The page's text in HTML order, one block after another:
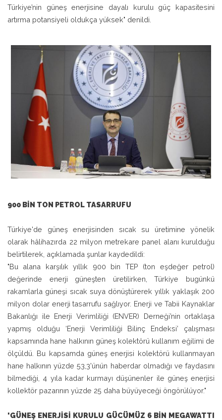
Türkiye’nin güneş enerjisine dayalı kurulu güç kapasitesini
artırma potansiyeli oldukça yüksek" denildi.
900 BİN TON PETROL TASARRUFU
Türkiye'de güneş enerjisinden sıcak su üretimine yönelik
olarak hâlihazırda 22 milyon metrekare panel alanı kurulduğu
belirtilerek, açıklamada şunlar kaydedildi:
"Bu alana karşılık yıllık 900 bin TEP (ton eşdeğer petrol)
değerinde enerji güneşten üretilirken, Türkiye bugünkü
rakamlarla güneşi sıcak suya dönüştürerek yıllık yaklaşık 200
milyon dolar enerji tasarrufu sağlıyor. Enerji ve Tabii Kaynaklar
Bakanlığı ile Enerji Verimliliği (ENVER) Derneği’nin ortaklaşa
yapmış olduğu ‘Enerji Verimliliği Bilinç Endeksi’ çalışması
kapsamında hane halkının güneş kolektörü kullanım eğilimi de
ölçüldü. Bu kapsamda güneş enerjisi kolektörü kullanmayan
hane halkının yüzde 53,3'ünün haberdar olmadığı ve faydasını
bilmediği, 4 yıla kadar kurmayı düşünenler ile güneş enerjisi
kollektör pazarının yüzde 25 daha büyüyeceği öngörülüyor."
'GÜNEŞ ENERJİSİ KURULU GÜCÜMÜZ 6 BİN MEGAWATTI